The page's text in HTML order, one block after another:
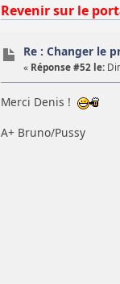
Revenir sur le
Re : Changer le
« Réponse #52 le:
Merci Denis !
A+ Bruno/Pussy